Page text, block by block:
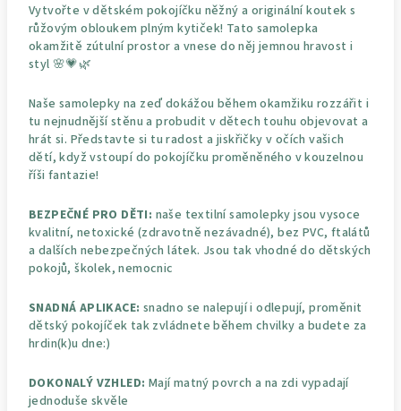
Vytvořte v dětském pokojíčku něžný a originální koutek s
růžovým obloukem plným kytiček! Tato samolepka
okamžitě zútulní prostor a vnese do něj jemnou hravost i
styl 🌸💗🌿
Naše samolepky na zeď dokážou během okamžiku rozzářit i
tu nejnudnější stěnu a probudit v dětech touhu objevovat a
hrát si. Představte si tu radost a jiskřičky v očích vašich
dětí, když vstoupí do pokojíčku proměněného v kouzelnou
říši fantazie!
BEZPEČNÉ PRO DĚTI: naše textilní samolepky jsou vysoce
kvalitní, netoxické (zdravotně nezávadné), bez PVC, ftalátů
a dalších nebezpečných látek. Jsou tak vhodné do dětských
pokojů, školek, nemocnic
SNADNÁ APLIKACE: snadno se nalepují i odlepují, proměnit
dětský pokojíček tak zvládnete během chvilky a budete za
hrdin(k)u dne:)
DOKONALÝ VZHLED: Mají matný povrch a na zdi vypadají
jednoduše skvěle